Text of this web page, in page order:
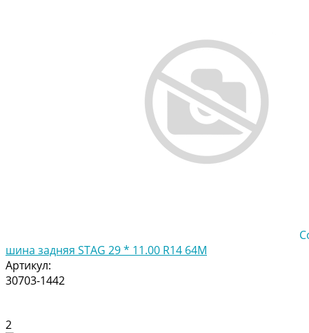
2
шина задняя STAG 29 * 11.00 R14 64M
Артикул:
30703-1442